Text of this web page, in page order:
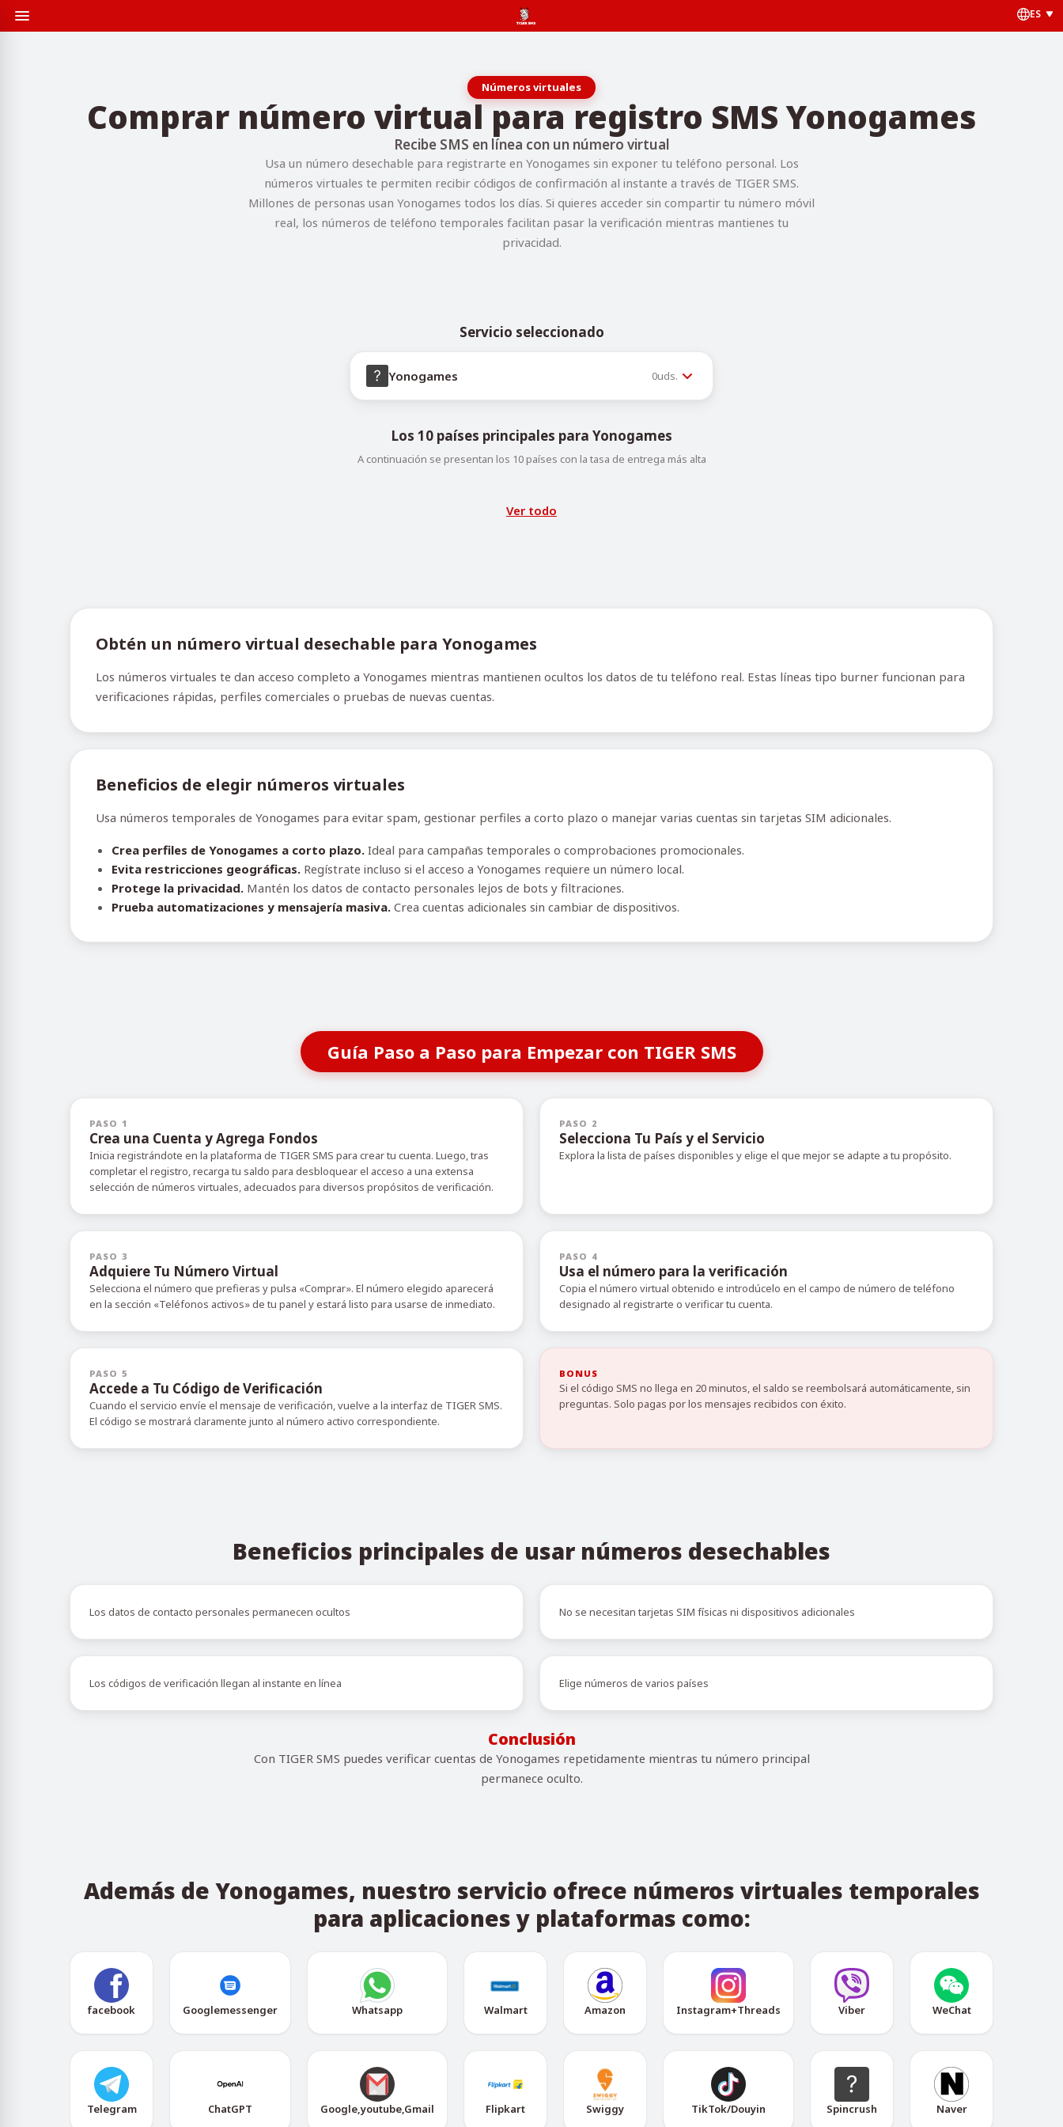
ES
Números virtuales
Comprar número virtual para registro SMS Yonogames
Recibe SMS en línea con un número virtual
Usa un número desechable para registrarte en Yonogames sin exponer tu teléfono personal. Los
números virtuales te permiten recibir códigos de confirmación al instante a través de TIGER SMS.
Millones de personas usan Yonogames todos los días. Si quieres acceder sin compartir tu número móvil
real, los números de teléfono temporales facilitan pasar la verificación mientras mantienes tu
privacidad.
Servicio seleccionado
Yonogames 0uds.
Los 10 países principales para Yonogames
A continuación se presentan los 10 países con la tasa de entrega más alta
Ver todo
Obtén un número virtual desechable para Yonogames
Los números virtuales te dan acceso completo a Yonogames mientras mantienen ocultos los datos de tu teléfono real. Estas líneas tipo burner funcionan para
verificaciones rápidas, perfiles comerciales o pruebas de nuevas cuentas.
Beneficios de elegir números virtuales
Usa números temporales de Yonogames para evitar spam, gestionar perfiles a corto plazo o manejar varias cuentas sin tarjetas SIM adicionales.
Crea perfiles de Yonogames a corto plazo. Ideal para campañas temporales o comprobaciones promocionales.
Evita restricciones geográficas. Regístrate incluso si el acceso a Yonogames requiere un número local.
Protege la privacidad. Mantén los datos de contacto personales lejos de bots y filtraciones.
Prueba automatizaciones y mensajería masiva. Crea cuentas adicionales sin cambiar de dispositivos.
Guía Paso a Paso para Empezar con TIGER SMS
PASO 1
Crea una Cuenta y Agrega Fondos
Inicia registrándote en la plataforma de TIGER SMS para crear tu cuenta. Luego, tras
completar el registro, recarga tu saldo para desbloquear el acceso a una extensa
selección de números virtuales, adecuados para diversos propósitos de verificación.
PASO 2
Selecciona Tu País y el Servicio
Explora la lista de países disponibles y elige el que mejor se adapte a tu propósito.
PASO 3
Adquiere Tu Número Virtual
Selecciona el número que prefieras y pulsa «Comprar». El número elegido aparecerá
en la sección «Teléfonos activos» de tu panel y estará listo para usarse de inmediato.
PASO 4
Usa el número para la verificación
Copia el número virtual obtenido e introdúcelo en el campo de número de teléfono
designado al registrarte o verificar tu cuenta.
PASO 5
Accede a Tu Código de Verificación
Cuando el servicio envíe el mensaje de verificación, vuelve a la interfaz de TIGER SMS.
El código se mostrará claramente junto al número activo correspondiente.
BONUS
Si el código SMS no llega en 20 minutos, el saldo se reembolsará automáticamente, sin
preguntas. Solo pagas por los mensajes recibidos con éxito.
Beneficios principales de usar números desechables
Los datos de contacto personales permanecen ocultos No se necesitan tarjetas SIM físicas ni dispositivos adicionales
Los códigos de verificación llegan al instante en línea Elige números de varios países
Conclusión
Con TIGER SMS puedes verificar cuentas de Yonogames repetidamente mientras tu número principal
permanece oculto.
Además de Yonogames, nuestro servicio ofrece números virtuales temporales
para aplicaciones y plataformas como:
facebook Googlemessenger Whatsapp Walmart Amazon Instagram+Threads Viber WeChat
Telegram ChatGPT Google,youtube,Gmail Flipkart Swiggy TikTok/Douyin Spincrush Naver